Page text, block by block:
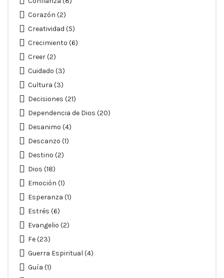
Corazón (2)
Creatividad (5)
Crecimiento (6)
Creer(2)
Cuidado (3)
Cultura (3)
Decisiones (21)
Dependencia de Dios (20)
Desanimo (4)
Descanzo (1)
Destino (2)
Dios (18)
Emoción (1)
Esperanza (1)
Estrés (6)
Evangelio (2)
Fe(23)
Guerra Espiritual (4)
Guía (1)